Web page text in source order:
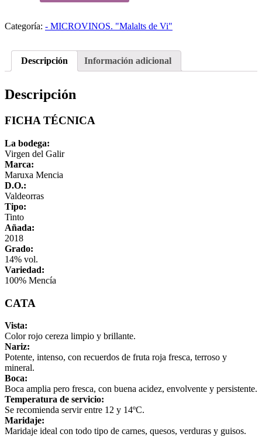
Categoría: - MICROVINOS. "Malalts de Vi"
Descripción Información adicional
Descripción
FICHA TÉCNICA
La bodega:
Virgen del Galir
Marca:
Maruxa Mencia
D.O.:
Valdeorras
Tipo:
Tinto
Añada:
2018
Grado:
14% vol.
Variedad:
100% Mencía
CATA
Vista:
Color rojo cereza limpio y brillante.
Nariz:
Potente, intenso, con recuerdos de fruta roja fresca, terroso y
mineral.
Boca:
Boca amplia pero fresca, con buena acidez, envolvente y persistente.
Temperatura de servicio:
Se recomienda servir entre 12 y 14ºC.
Maridaje:
Maridaje ideal con todo tipo de carnes, quesos, verduras y guisos.